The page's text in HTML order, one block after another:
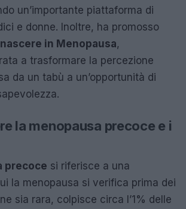
un’importante piattaforma di
e donne. Inoltre, ha promosso
in Menopausa,
a trasformare la percezione
da un tabù a un’opportunità di
la menopausa precoce e i
precoce si riferisce a una
la menopausa si verifica prima dei
sia rara, colpisce circa l’1% delle